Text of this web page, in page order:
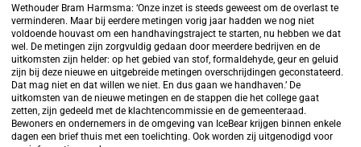
Wethouder Bram Harmsma: ‘Onze inzet is steeds geweest om de overlast te
verminderen. Maar bij eerdere metingen vorig jaar hadden we nog niet
voldoende houvast om een handhavingstraject te starten, nu hebben we dat
wel. De metingen zijn zorgvuldig gedaan door meerdere bedrijven en de
uitkomsten zijn helder: op het gebied van stof, formaldehyde, geur en geluid
zijn bij deze nieuwe en uitgebreide metingen overschrijdingen geconstateerd.
Dat mag niet en dat willen we niet. En dus gaan we handhaven.’ De
uitkomsten van de nieuwe metingen en de stappen die het college gaat
zetten, zijn gedeeld met de klachtencommissie en de gemeenteraad.
Bewoners en ondernemers in de omgeving van IceBear krijgen binnen enkele
dagen een brief thuis met een toelichting. Ook worden zij uitgenodigd voor